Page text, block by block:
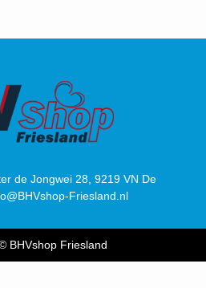
de Jongwei 28, 9219 VN De
Friesland.nl
BHVshop Friesland